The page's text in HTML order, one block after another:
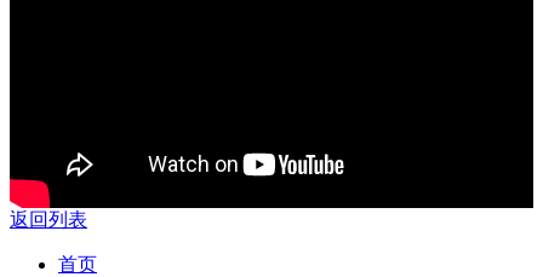
返回列表
首页